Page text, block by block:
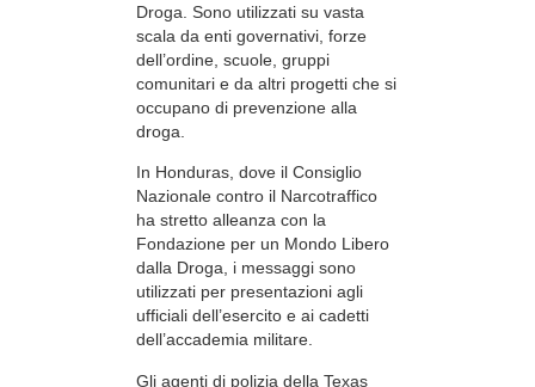
Droga. Sono utilizzati su vasta
scala da enti governativi, forze
dell’ordine, scuole, gruppi
comunitari e da altri progetti che si
occupano di prevenzione alla
droga.
In Honduras, dove il Consiglio
Nazionale contro il Narcotraffico
ha stretto alleanza con la
Fondazione per un Mondo Libero
dalla Droga, i messaggi sono
utilizzati per presentazioni agli
ufficiali dell’esercito e ai cadetti
dell’accademia militare.
Gli agenti di polizia della Texas